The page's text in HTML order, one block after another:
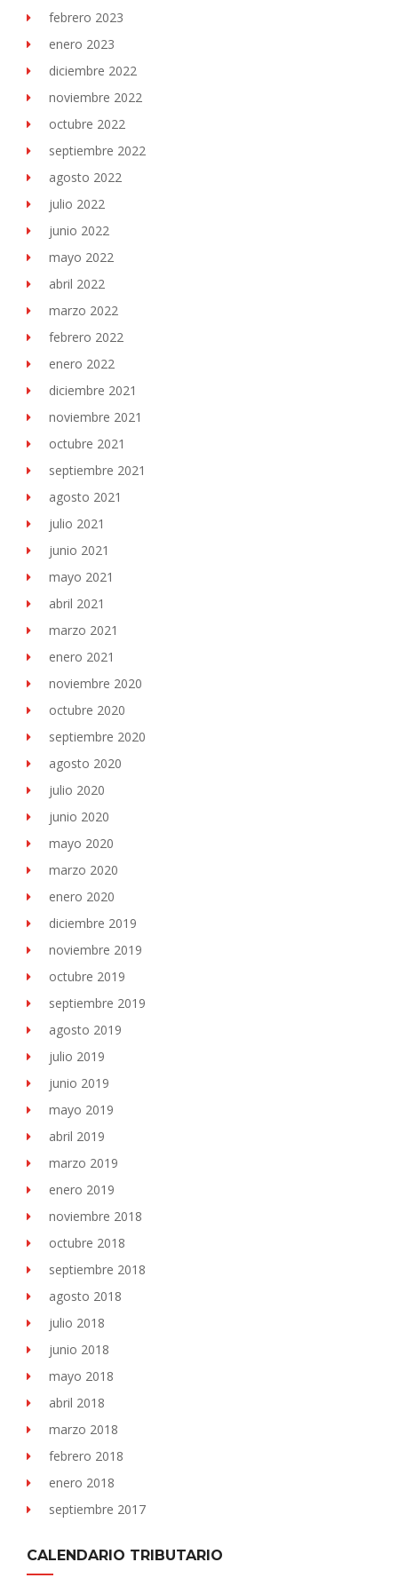
febrero 2023
enero 2023
diciembre 2022
noviembre 2022
octubre 2022
septiembre 2022
agosto 2022
julio 2022
junio 2022
mayo 2022
abril 2022
marzo 2022
febrero 2022
enero 2022
diciembre 2021
noviembre 2021
octubre 2021
septiembre 2021
agosto 2021
julio 2021
junio 2021
mayo 2021
abril 2021
marzo 2021
enero 2021
noviembre 2020
octubre 2020
septiembre 2020
agosto 2020
julio 2020
junio 2020
mayo 2020
marzo 2020
enero 2020
diciembre 2019
noviembre 2019
octubre 2019
septiembre 2019
agosto 2019
julio 2019
junio 2019
mayo 2019
abril 2019
marzo 2019
enero 2019
noviembre 2018
octubre 2018
septiembre 2018
agosto 2018
julio 2018
junio 2018
mayo 2018
abril 2018
marzo 2018
febrero 2018
enero 2018
septiembre 2017
CALENDARIO TRIBUTARIO